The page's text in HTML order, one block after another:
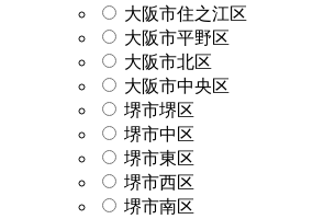
大阪市住之江区
大阪市平野区
大阪市北区
大阪市中央区
堺市堺区
堺市中区
堺市東区
堺市西区
堺市南区